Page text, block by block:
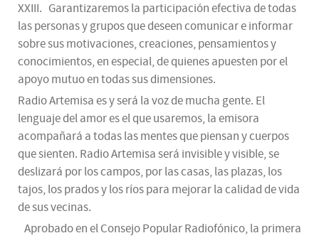
XXIII. Garantizaremos la participación efectiva de todas
las personas y grupos que deseen comunicar e informar
sobre sus motivaciones, creaciones, pensamientos y
conocimientos, en especial, de quienes apuesten por el
apoyo mutuo en todas sus dimensiones.
Radio Artemisa es y será la voz de mucha gente. El
lenguaje del amor es el que usaremos, la emisora
acompañará a todas las mentes que piensan y cuerpos
que sienten. Radio Artemisa será invisible y visible, se
deslizará por los campos, por las casas, las plazas, los
tajos, los prados y los ríos para mejorar la calidad de vida
de sus vecinas.
Aprobado en el Consejo Popular Radiofónico, la primera